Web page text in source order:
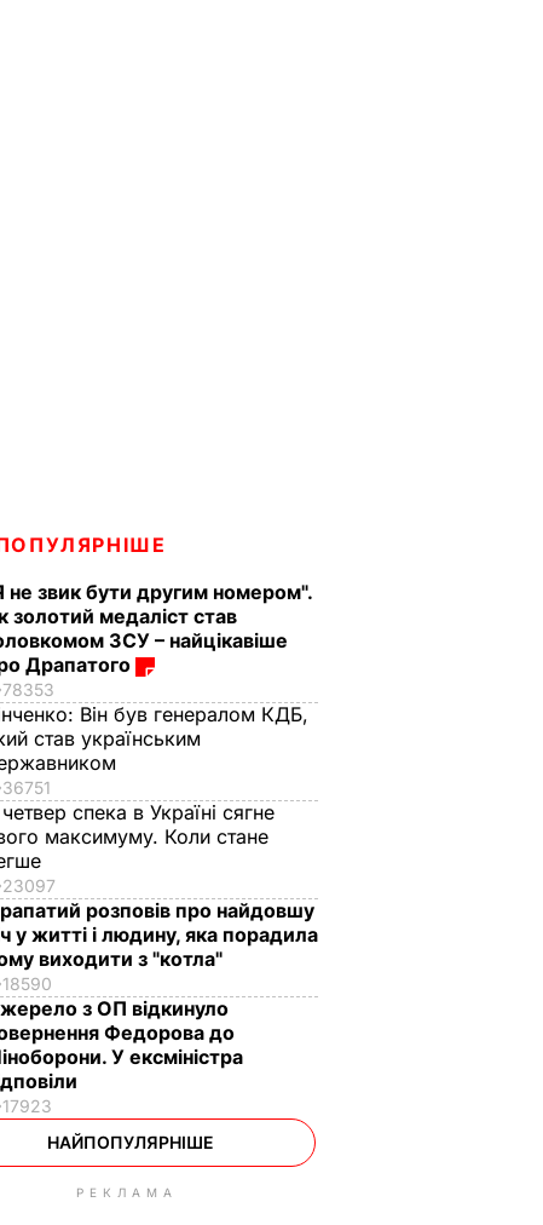
не звик бути другим номером".
золотий медаліст став
ЗСУ – найцікавіше
Драпатого
78353
Він був генералом КДБ,
став українським
36751
спека в Україні сягне
максимуму. Коли стане
23097
розповів про найдовшу
у житті і людину, яка порадила
виходити з "котла"
18590
з ОП відкинуло
Федорова до
У ексміністра
17923
НАЙПОПУЛЯРНІШЕ
РЕКЛАМА